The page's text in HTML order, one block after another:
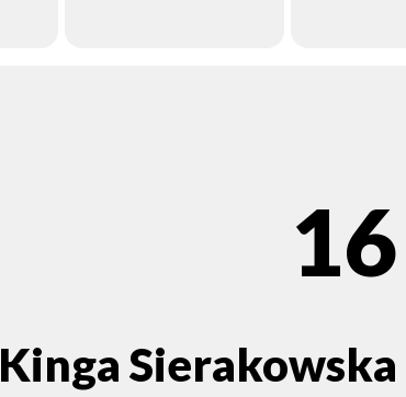
16
Kinga Sierakowska